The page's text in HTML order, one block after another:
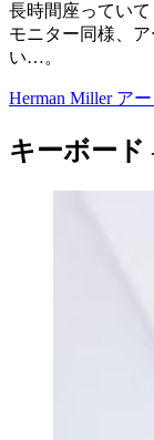
長時間座ってい
モニター同様、
い…。
Herman Miller ア
キーボード